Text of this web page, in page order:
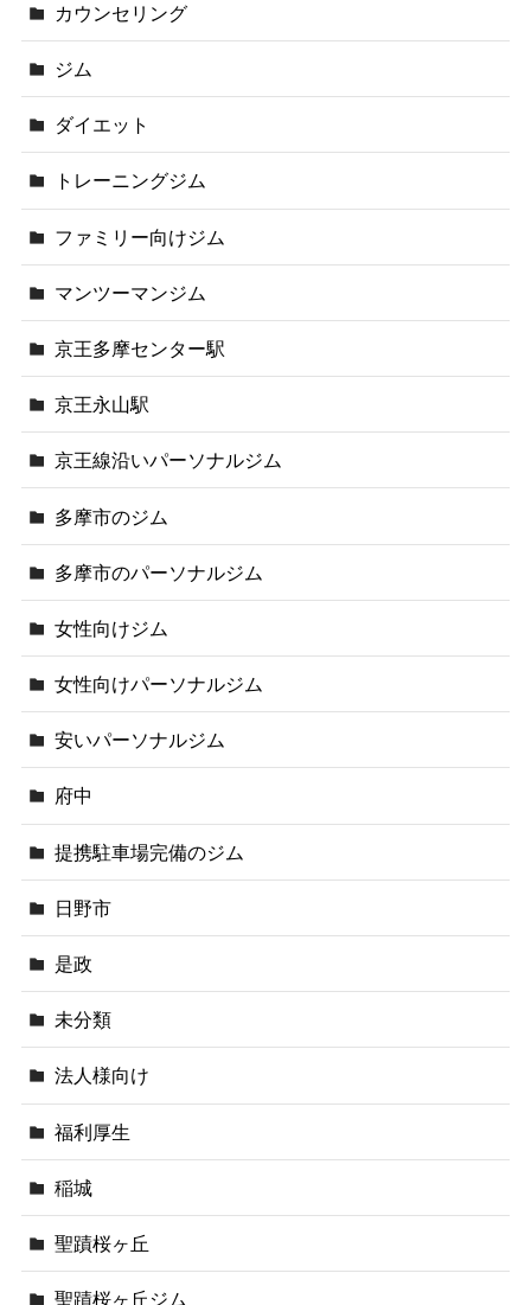
カウンセリング
ジム
ダイエット
トレーニングジム
ファミリー向けジム
マンツーマンジム
京王多摩センター駅
京王永山駅
京王線沿いパーソナルジム
多摩市のジム
多摩市のパーソナルジム
女性向けジム
女性向けパーソナルジム
安いパーソナルジム
府中
提携駐車場完備のジム
日野市
是政
未分類
法人様向け
福利厚生
稲城
聖蹟桜ヶ丘
聖蹟桜ヶ丘ジム